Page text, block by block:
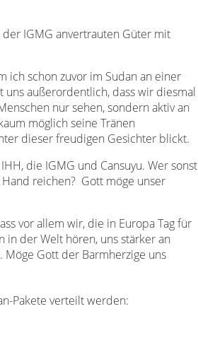
IGMG anvertrauten Güter mit
ich schon zuvor im Sudan an einer
außerordentlich, dass wir diesmal
nur sehen, sondern aktiv an
möglich seine Tränen
dieser freudigen Gesichter blickt.
die IGMG und Cansuyu. Wer sonst
reichen? Gott möge unser
vor allem wir, die in Europa Tag für
in der Welt hören, uns stärker an
Gott der Barmherzige uns
Pakete verteilt werden: